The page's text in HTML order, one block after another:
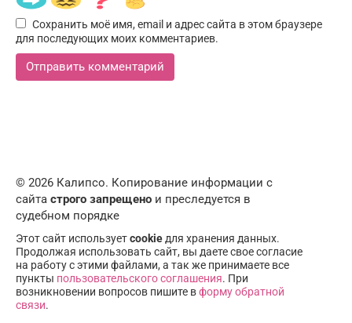
Сохранить моё имя, email и адрес сайта в этом браузере
для последующих моих комментариев.
© 2026 Калипсо. Копирование информации с
сайта строго запрещено и преследуется в
судебном порядке
Этот сайт используетcookie для хранения данных.
Продолжая использовать сайт, вы даете свое согласие
на работу с этими файлами, а так же принимаете все
пункты пользовательского соглашения. При
возникновении вопросов пишите вформу обратной
связи.